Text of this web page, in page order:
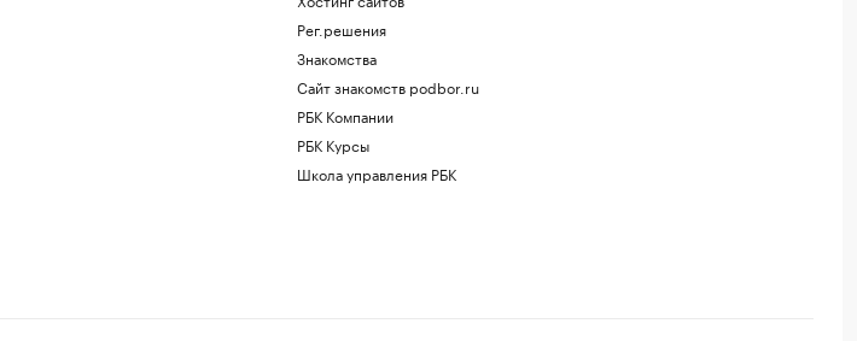
Рег.решения
Знакомства
Сайт знакомств podbor.ru
РБК Компании
РБК Курсы
Школа управления РБК